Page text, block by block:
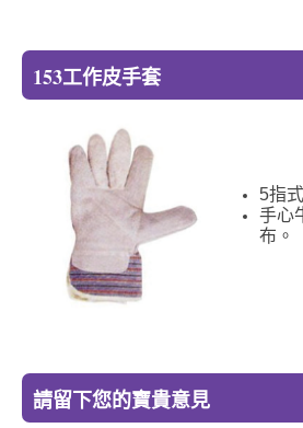
153工作皮手套
5指
手心
布。
請留下您的寶貴意見